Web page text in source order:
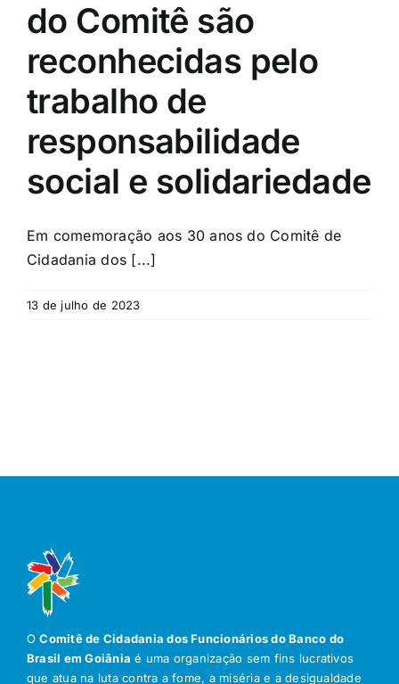
do Comitê são
reconhecidas pelo
trabalho de
responsabilidade
social e solidariedade
Em comemoração aos 30 anos do Comitê de
Cidadania dos [...]
13 de julho de 2023
OComitê de Cidadania dos Funcionários do Banco do
Brasil em Goiânia é uma organização sem fins lucrativos
que atua na luta contra a fome, a miséria e a desigualdade